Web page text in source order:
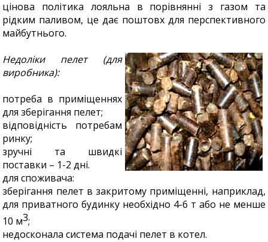
цінова політика лояльна в порівнянні з газом та
рідким паливом, це дає поштовх для перспективного
майбутнього.
Недоліки пелет (для
виробника):
потреба в приміщеннях
для зберігання пелет;
відповідність потребам
ринку;
зручні та швидкі
поставки – 1-2 дні.
для споживача:
зберігання пелет в закритому приміщенні, наприклад,
для приватного будинку необхідно 4-6 т або не менше
10 м3;
недосконала система подачі пелет в котел.